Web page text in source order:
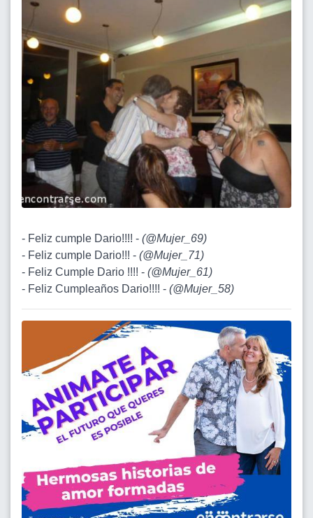
- Feliz cumple Dario!!!! - (@Mujer_69)
- Feliz cumple Dario!!! - (@Mujer_71)
- Feliz Cumple Dario !!!! - (@Mujer_61)
- Feliz Cumpleaños Dario!!!! - (@Mujer_58)